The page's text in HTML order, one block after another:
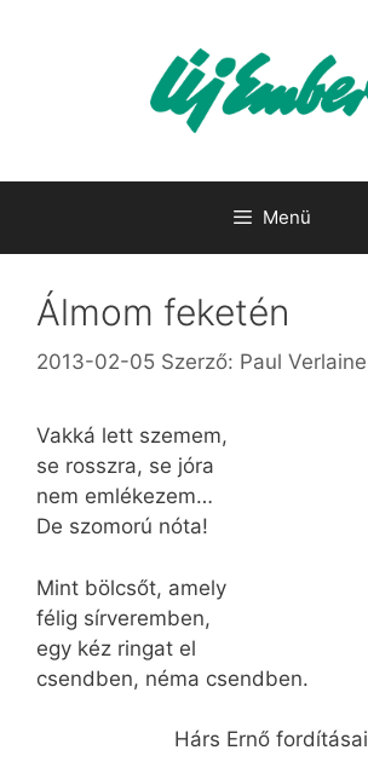
Menü
Álmom feketén
2013-02-05 Szerző: Paul Verlaine
Vakká lett szemem,
se rosszra, se jóra
nem emlékezem…
De szomorú nóta!
Mint bölcsőt, amely
félig sírveremben,
egy kéz ringat el
csendben, néma csendben.
Hárs Ernő fordításai